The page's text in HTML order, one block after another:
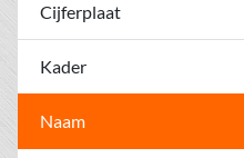
Cijferplaat
Kader
Naam